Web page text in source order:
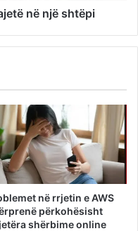
në një shtëpi
në rrjetin e AWS
përkohësisht
shërbime online